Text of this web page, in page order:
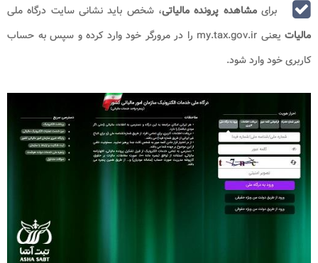
برایمشاهده پرونده مالیاتی، شخص باید نشانی سایت درگاه ملی
مالیات
یعنی my.tax.gov.ir را در مرورگر خود وارد کرده و سپس به حساب
کاربری خود وارد شود.